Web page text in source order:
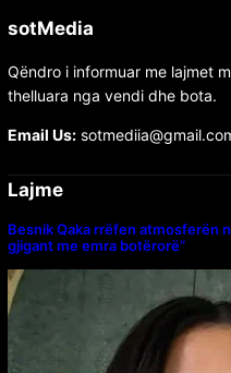
sotMedia
Qëndro i informuar me lajmet
thelluara nga vendi dhe bota.
Email Us:
Lajme
Besnik Qaka rrëfen atmosferën
gjigant me emra botërorë”